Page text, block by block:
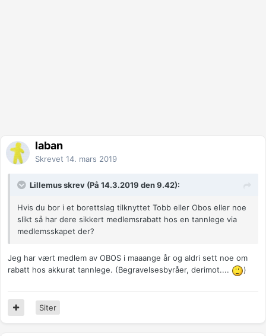
laban
Skrevet 14. mars 2019
Lillemus skrev (På 14.3.2019 den 9.42):
Hvis du bor i et borettslag tilknyttet Tobb eller Obos eller noe
slikt så har dere sikkert medlemsrabatt hos en tannlege via
medlemsskapet der?
Jeg har vært medlem av OBOS i maaange år og aldri sett noe om
rabatt hos akkurat tannlege. (Begravelsesbyråer, derimot....
)
Siter